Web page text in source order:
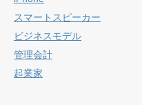
スマートスピーカー
ビジネスモデル
管理会計
起業家